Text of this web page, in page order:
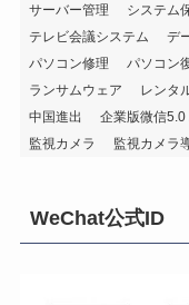
サーバー管理
システム
テレビ会議システム
デ
パソコン修理
パソコン
ランサムウェア
レンタ
中国進出
企業版微信5.0
監視カメラ
監視カメラ
WeChat公式ID